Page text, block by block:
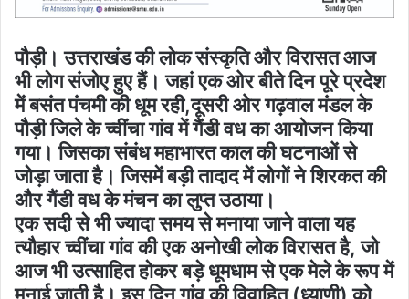
पौड़ी। उत्तराखंड की लोक संस्कृति और विरासत आज
भी लोग संजोए हुए हैं। जहां एक ओर बीते दिन पूरे प्रदेश
में बसंत पंचमी की धूम रही,दूसरी ओर गढ़वाल मंडल के
पौड़ी जिले के च्वींचा गांव में गैंडी वध का आयोजन किया
गया। जिसका संबंध महाभारत काल की घटनाओं से
जोड़ा जाता है। जिसमें बड़ी तादाद में लोगों ने शिरकत की
और गैंडी वध के मंचन का लुप्त उठाया।
एक सदी से भी ज्यादा समय से मनाया जाने वाला यह
त्यौहार च्वींचा गांव की एक अनोखी लोक विरासत है, जो
आज भी उत्साहित होकर बड़े धूमधाम से एक मेले के रूप में